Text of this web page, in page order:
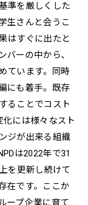
準を厳しくした
生さんと会うこ
はすぐに出たと
バーの中から、
ています。同時
にも着手。既存
ることでコスト
には様々なスト
ジが出来る組織
は2022年で31
を更新し続けて
在です。ここか
ープ企業に育て